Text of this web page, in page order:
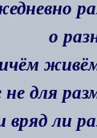
о
не для
вряд ли